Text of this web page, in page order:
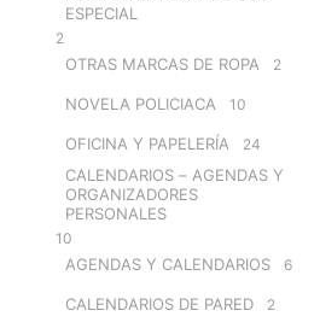
ESPECIAL
2
OTRAS MARCAS DE ROPA 2
NOVELA POLICIACA 10
OFICINA Y PAPELERÍA 24
CALENDARIOS – AGENDAS Y
ORGANIZADORES
PERSONALES
10
AGENDAS Y CALENDARIOS 6
CALENDARIOS DE PARED 2